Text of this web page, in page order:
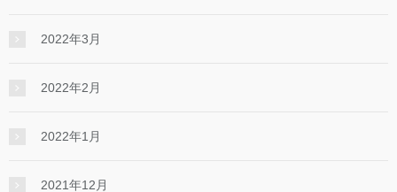
2022年3月
2022年2月
2022年1月
2021年12月